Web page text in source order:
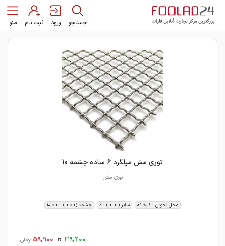
جستجو ورود ثبت نام منو
توری مش میلگرد 6 ساده چشمه 10
توری مش
محل تحویل : کارخانه سایز (mm) : 6 چشمه (inch) : 10 cm
39,200 تا 59,900 تومان